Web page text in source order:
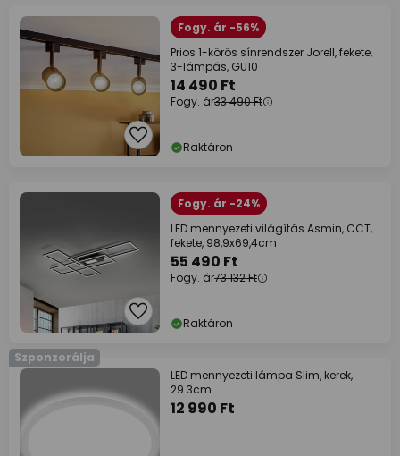
Fogy. ár -56%
Prios 1-körös sínrendszer Jorell, fekete,
3-lámpás, GU10
14 490 Ft
Fogy. ár33 490 Ft
Raktáron
Fogy. ár -24%
LED mennyezeti világítás Asmin, CCT,
fekete, 98,9x69,4cm
55 490 Ft
Fogy. ár73 132 Ft
Raktáron
Szponzorálja
LED mennyezeti lámpa Slim, kerek,
29.3cm
12 990 Ft